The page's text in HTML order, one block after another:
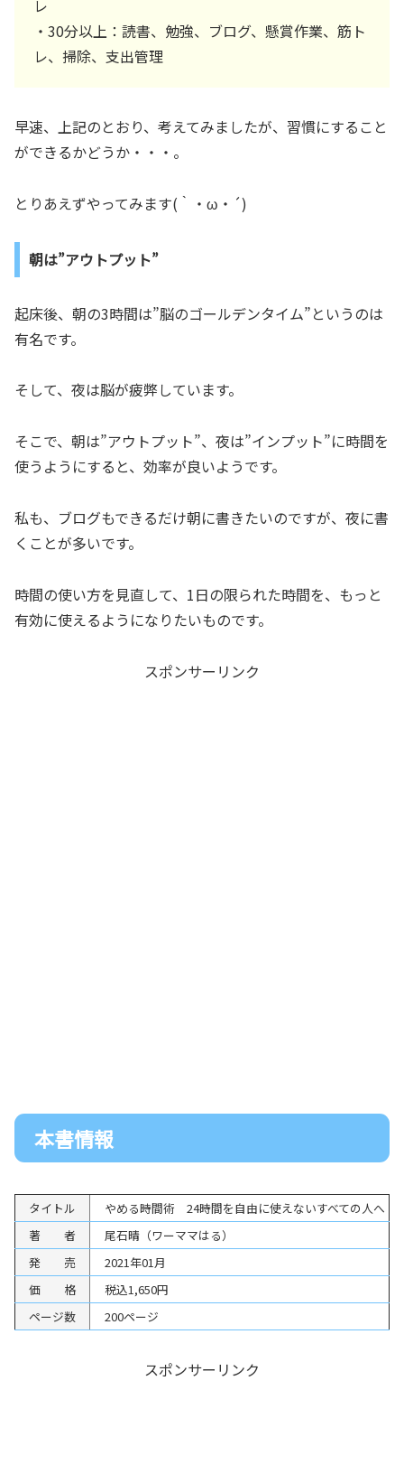
レ
・30分以上：読書、勉強、ブログ、懸賞作業、筋ト
レ、掃除、支出管理
早速、上記のとおり、考えてみましたが、習慣にすること
ができるかどうか・・・。
とりあえずやってみます(｀・ω・´)
朝は”アウトプット”
起床後、朝の3時間は”脳のゴールデンタイム”というのは
有名です。
そして、夜は脳が疲弊しています。
そこで、朝は”アウトプット”、夜は”インプット”に時間を
使うようにすると、効率が良いようです。
私も、ブログもできるだけ朝に書きたいのですが、夜に書
くことが多いです。
時間の使い方を見直して、1日の限られた時間を、もっと
有効に使えるようになりたいものです。
スポンサーリンク
本書情報
タイトル
やめる時間術 24時間を自由に使えないすべての人へ
著 者
尾石晴（ワーママはる）
発 売
2021年01月
価 格
税込1,650円
ページ数
200ページ
スポンサーリンク